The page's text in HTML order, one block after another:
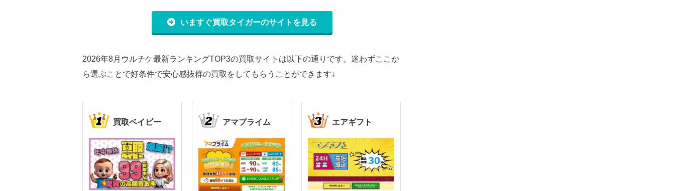
いますぐ買取タイガーのサイトを見る
2026年8月ウルチケ最新ランキングTOP3の買取サイトは以下の通りです。迷わずここか
ら選ぶことで好条件で安心感抜群の買取をしてもらうことができます↓
買取ベイビー アマプライム エアギフト